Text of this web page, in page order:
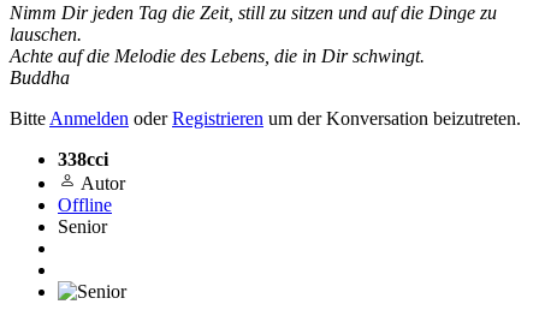
Nimm Dir jeden Tag die Zeit, still zu sitzen und auf die Dinge zu
lauschen.
Achte auf die Melodie des Lebens, die in Dir schwingt.
Buddha
Bitte Anmelden oderRegistrieren um der Konversation beizutreten.
338cci
Autor
Offline
Senior